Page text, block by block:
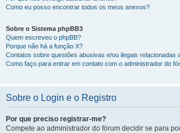
Como eu posso encontrar todos os meus anexos?
Sobre o Sistema phpBB3
Quem escreveu o phpBB?
Porque não há a função X?
Contatos sobre questões abusivas e/ou ilegais relacionadas
Como faço para entrar em contato com o administrador do
Sobre o Login e o Registro
Por que preciso registrar-me?
Compete ao administrador do fórum decidir se para